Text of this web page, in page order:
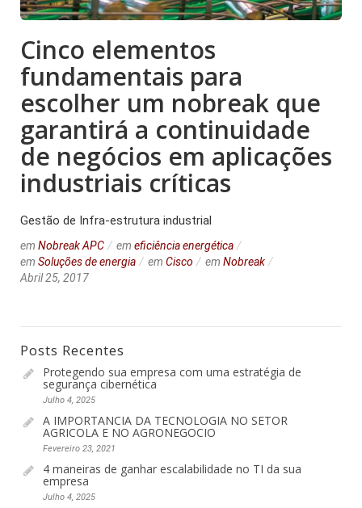
Cinco elementos
fundamentais para
escolher um nobreak que
garantirá a continuidade
de negócios em aplicações
industriais críticas
Gestão de Infra-estrutura industrial
em Nobreak APC em eficiência energética
em Soluções de energia em Cisco em Nobreak
Abril 25, 2017
Posts Recentes
Protegendo sua empresa com uma estratégia de
segurança cibernética
Julho 4, 2025
A IMPORTANCIA DA TECNOLOGIA NO SETOR
AGRICOLA E NO AGRONEGOCIO
Fevereiro 23, 2021
4 maneiras de ganhar escalabilidade no TI da sua
empresa
Julho 4, 2025